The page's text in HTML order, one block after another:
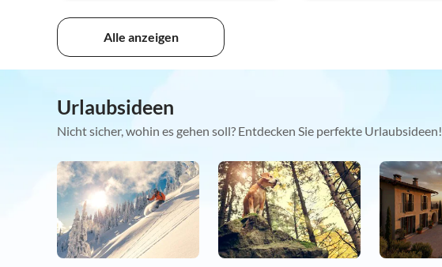
Alle anzeigen
Urlaubsideen
Nicht sicher, wohin es gehen soll? Entdecken Sie perfekte Urlaubsideen!